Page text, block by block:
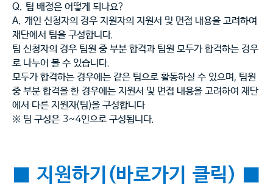
Q. 팀 배정은 어떻게 되나요?
A. 개인 신청자의 경우 지원자의 지원서 및 면접 내용을 고려하여
재단에서 팀을 구성합니다.
팀 신청자의 경우 팀원 중 부분 합격과 팀원 모두가 합격하는 경우
로 나누어 볼 수 있습니다.
모두가 합격하는 경우에는 같은 팀으로 활동하실 수 있으며, 팀원
중 부분 합격을 한 경우에는 지원서 및 면접 내용을 고려하여 재단
에서 다른 지원자(팀)을 구성합니다
※ 팀 구성은 3~4인으로 구성됩니다.
■ 지원하기(바로가기 클릭) ■